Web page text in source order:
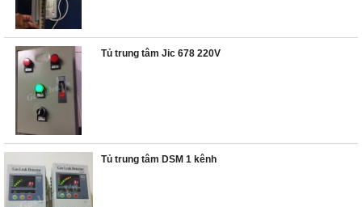
Tủ trung tâm Jic 678 220V
Tủ trung tâm DSM 1 kênh